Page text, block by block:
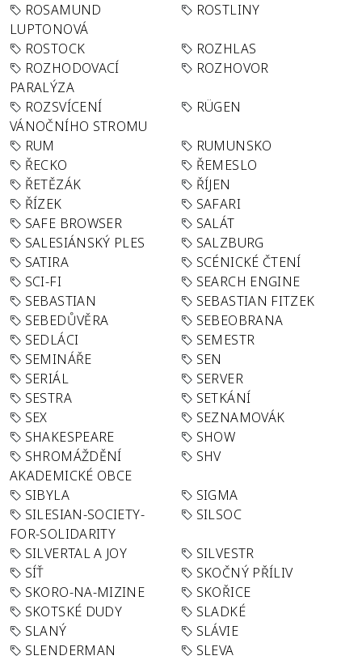
ROSAMUND
LUPTONOVÁ
ROSTLINY
ROSTOCK
ROZHLAS
ROZHODOVACÍ
PARALÝZA
ROZHOVOR
ROZSVÍCENÍ
VÁNOČNÍHO STROMU
RÜGEN
RUM
RUMUNSKO
ŘECKO
ŘEMESLO
ŘETĚZÁK
ŘÍJEN
ŘÍZEK
SAFARI
SAFE BROWSER
SALÁT
SALESIÁNSKÝ PLES
SALZBURG
SATIRA
SCÉNICKÉ ČTENÍ
SCI-FI
SEARCH ENGINE
SEBASTIAN
SEBASTIAN FITZEK
SEBEDŮVĚRA
SEBEOBRANA
SEDLÁCI
SEMESTR
SEMINÁŘE
SEN
SERIÁL
SERVER
SESTRA
SETKÁNÍ
SEX
SEZNAMOVÁK
SHAKESPEARE
SHOW
SHROMÁŽDĚNÍ
AKADEMICKÉ OBCE
SHV
SIBYLA
SIGMA
SILESIAN-SOCIETY-
FOR-SOLIDARITY
SILSOC
SILVERTAL A JOY
SILVESTR
SÍŤ
SKOČNÝ PŘÍLIV
SKORO-NA-MIZINE
SKOŘICE
SKOTSKÉ DUDY
SLADKÉ
SLANÝ
SLÁVIE
SLENDERMAN
SLEVA